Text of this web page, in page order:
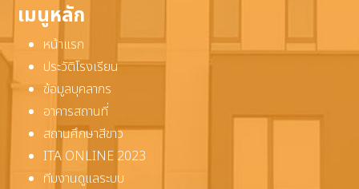
เมนูหลัก
หน้าแรก
ประวัติโรงเรียน
ข้อมูลบุคลากร
อาคารสถานที่
สถานศึกษาสีขาว
ITA ONLINE 2023
ทีมงานดูแลระบบ